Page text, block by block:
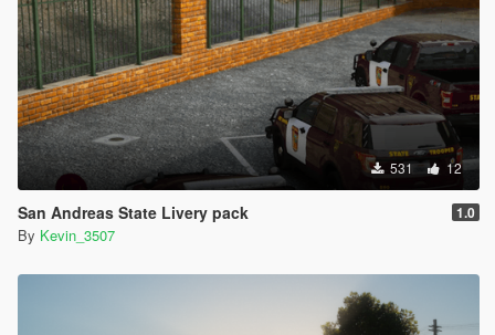
531 12
San Andreas State Livery pack 1.0
By Kevin_3507